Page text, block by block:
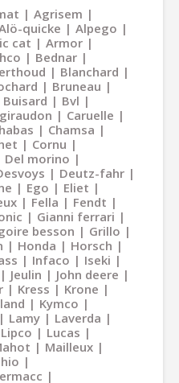
Agrisem
quicke
Alpego
cat
Armor
Bednar
Blanchard
Bruneau
Buisard
Bvl
Caruelle
Chamsa
Cornu
Del morino
Deutz-fahr
Ego
Eliet
Fella
Fendt
Gianni ferrari
besson
Grillo
Honda
Horsch
Infaco
Iseki
Jeulin
John deere
Kress
Krone
Kymco
Lamy
Laverda
Lipco
Lucas
Mailleux